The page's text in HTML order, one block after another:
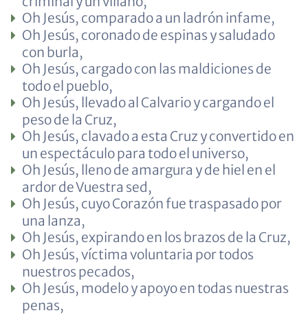
Oh Jesús, comparado a un ladrón infame,
Oh Jesús, coronado de espinas y saludado
con burla,
Oh Jesús, cargado con las maldiciones de
todo el pueblo,
Oh Jesús, llevado al Calvario y cargando el
peso de la Cruz,
Oh Jesús, clavado a esta Cruz y convertido en
un espectáculo para todo el universo,
Oh Jesús, lleno de amargura y de hiel en el
ardor de Vuestra sed,
Oh Jesús, cuyo Corazón fue traspasado por
una lanza,
Oh Jesús, expirando en los brazos de la Cruz,
Oh Jesús, víctima voluntaria por todos
nuestros pecados,
Oh Jesús, modelo y apoyo en todas nuestras
penas,